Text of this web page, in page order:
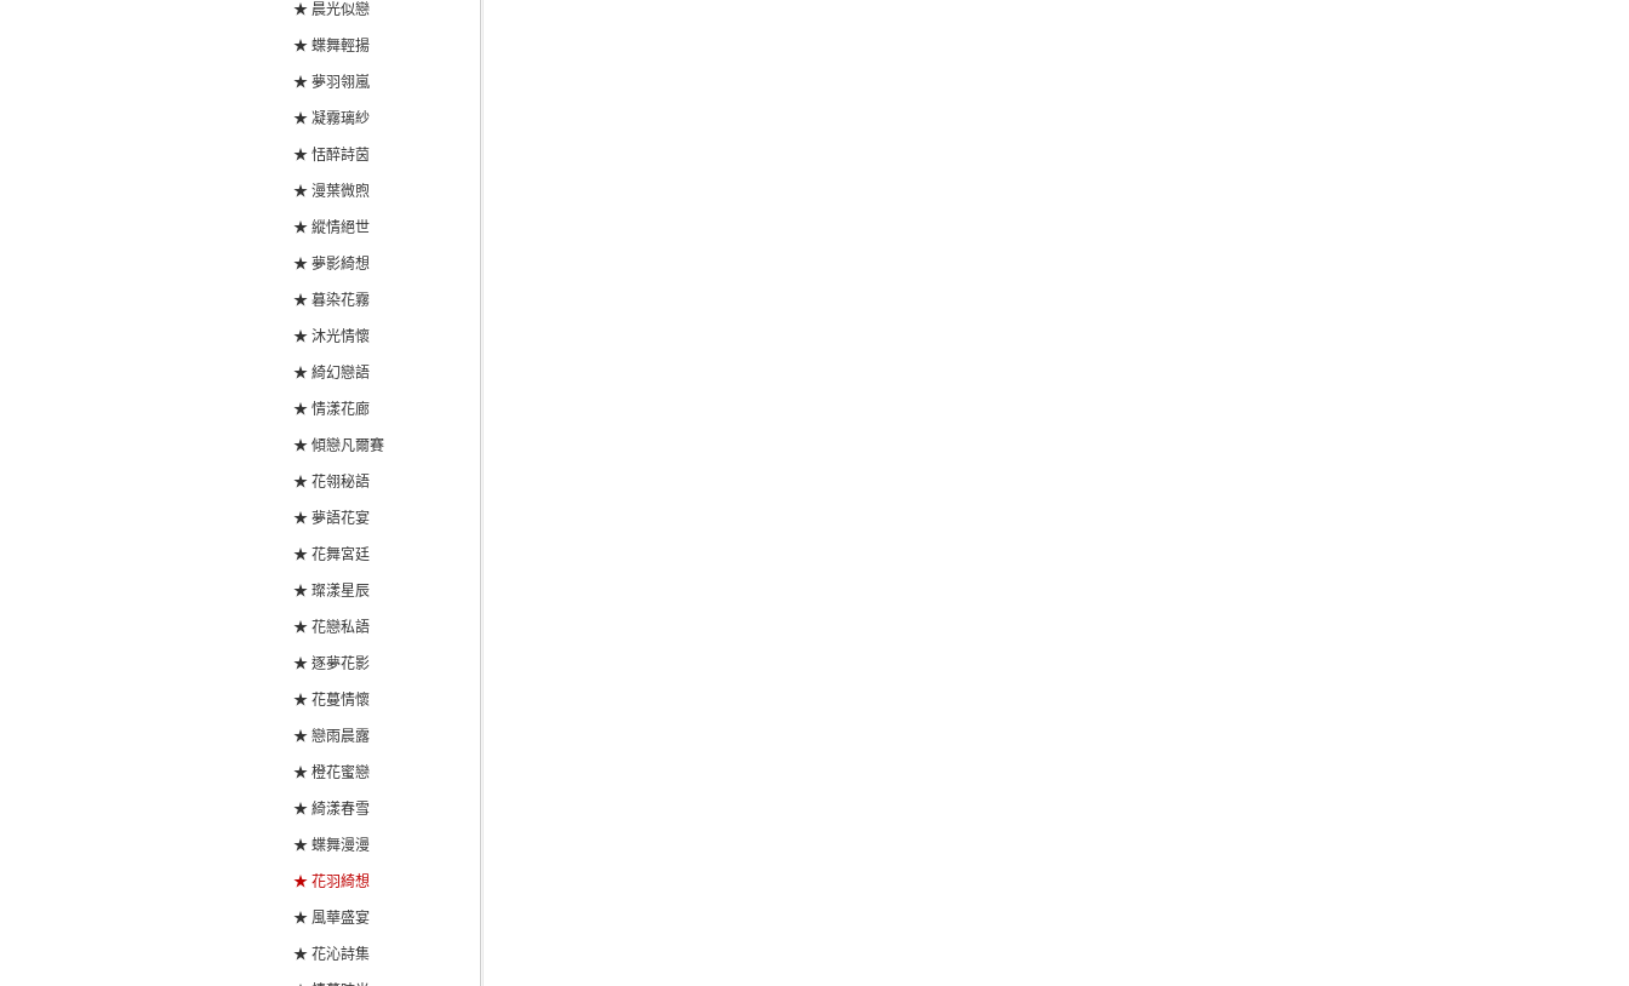
★ 晨光似戀
★ 蝶舞輕揚
★ 夢羽翎嵐
★ 凝霧璃紗
★ 恬醉詩茵
★ 漫葉微煦
★ 縱情絕世
★ 夢影綺想
★ 暮染花霧
★ 沐光情懷
★ 綺幻戀語
★ 情漾花廊
★ 傾戀凡爾賽
★ 花翎秘語
★ 夢語花宴
★ 花舞宮廷
★ 璨漾星辰
★ 花戀私語
★ 逐夢花影
★ 花蔓情懷
★ 戀雨晨露
★ 橙花蜜戀
★ 綺漾春雪
★ 蝶舞漫漫
★ 花羽綺想
★ 風華盛宴
★ 花沁詩集